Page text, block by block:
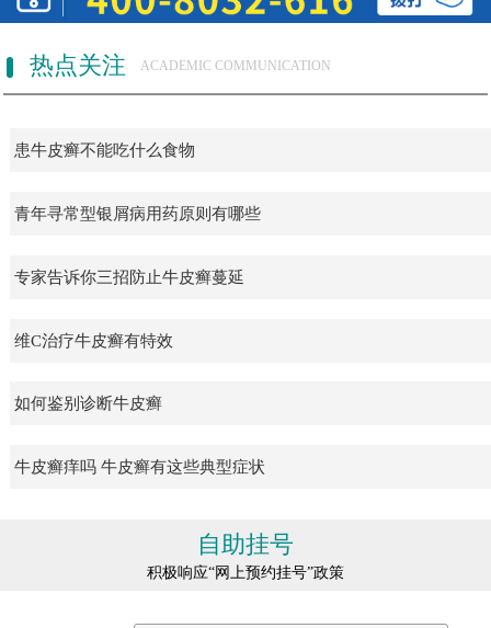
热点关注 ACADEMIC COMMUNICATION
患牛皮癣不能吃什么食物
青年寻常型银屑病用药原则有哪些
专家告诉你三招防止牛皮癣蔓延
维C治疗牛皮癣有特效
如何鉴别诊断牛皮癣
牛皮癣痒吗 牛皮癣有这些典型症状
自助挂号
积极响应“网上预约挂号”政策